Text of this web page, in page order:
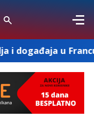
Francuskoj